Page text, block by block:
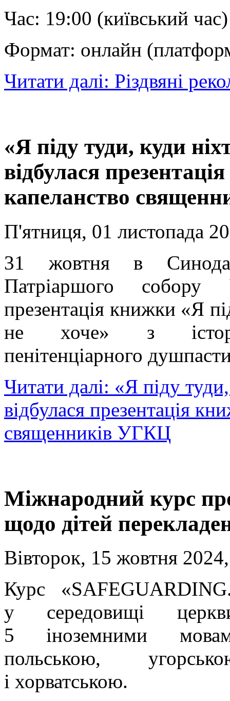
Час: 19:00 (київський час)
Формат: онлайн
Читати далі: Різдвяні
«Я піду туди, куди
відбулася
капеланство
П'ятниця, 01 листопада
31 жовтня в
Патріаршого собору
презентація книжки «Я
не хоче» з
пенітенціарного
Читати далі: «Я піду
відбулася презентація
священників УГКЦ
Міжнародний курс
щодо дітей
Вівторок, 15 жовтня
Курс
у середовищі
5 іноземними
польською,
і хорватською.